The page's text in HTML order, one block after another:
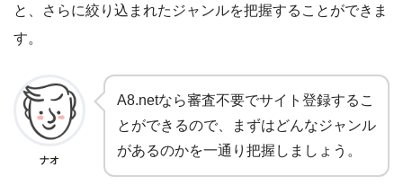
と、さらに絞り込まれたジャンルを把握することができま
す。
ナオ
A8.netなら審査不要でサイト登録するこ
とができるので、まずはどんなジャンル
があるのかを一通り把握しましょう。